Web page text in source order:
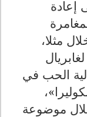
إعادة
مثلا،
الحب في
خلال موضوعة